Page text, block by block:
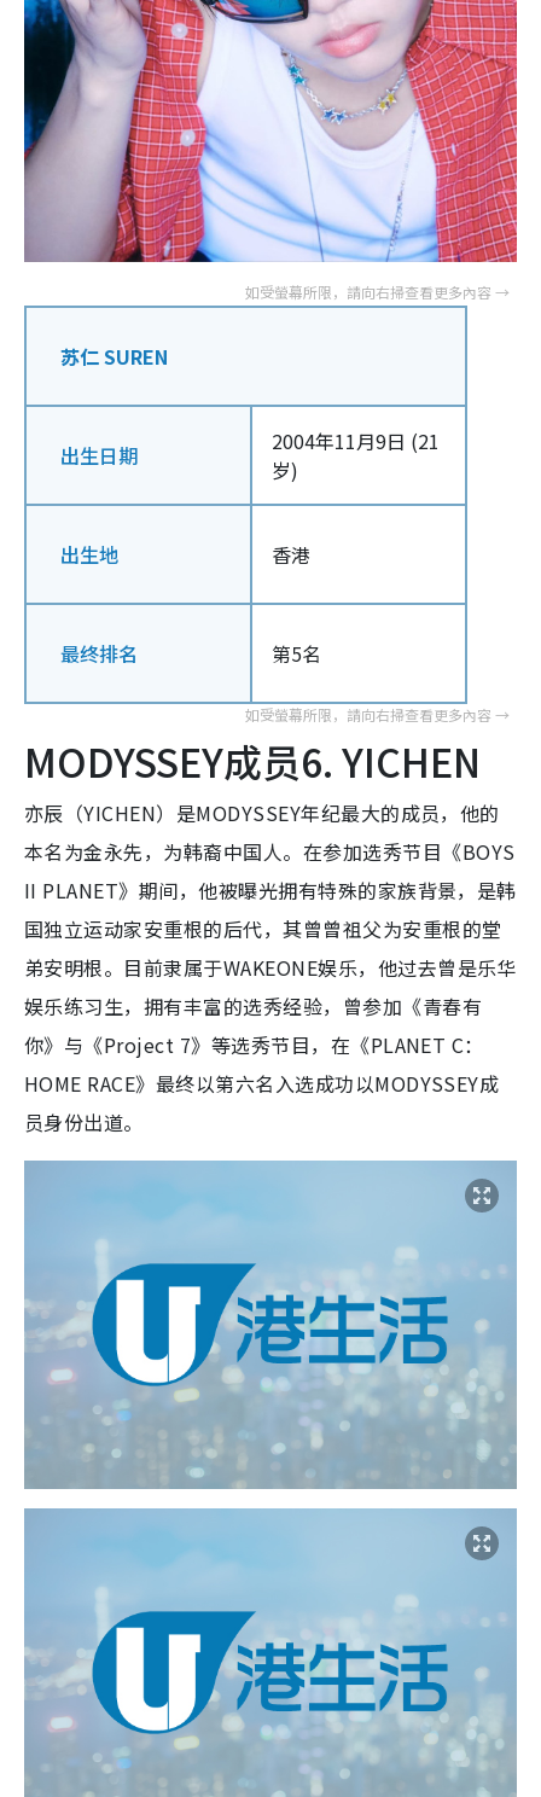
苏仁 SUREN
出生日期
2004年11月9日 (21
岁)
出生地 香港
最终排名 第5名
MODYSSEY成员6. YICHEN
亦辰（YICHEN）是MODYSSEY年纪最大的成员，他的
本名为金永先，为韩裔中国人。在参加选秀节目《BOYS
II PLANET》期间，他被曝光拥有特殊的家族背景，是韩
国独立运动家安重根的后代，其曾曾祖父为安重根的堂
弟安明根。目前隶属于WAKEONE娱乐，他过去曾是乐华
娱乐练习生，拥有丰富的选秀经验，曾参加《青春有
你》与《Project 7》等选秀节目，在《PLANET C：
HOME RACE》最终以第六名入选成功以MODYSSEY成
员身份出道。